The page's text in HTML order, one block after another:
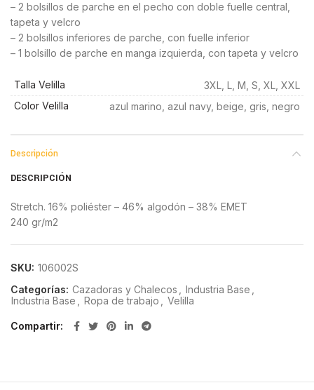
– 2 bolsillos de parche en el pecho con doble fuelle central,
tapeta y velcro
– 2 bolsillos inferiores de parche, con fuelle inferior
– 1 bolsillo de parche en manga izquierda, con tapeta y velcro
Talla Velilla
3XL, L, M, S, XL, XXL
Color Velilla
azul marino, azul navy, beige, gris, negro
Descripción
DESCRIPCIÓN
Stretch. 16% poliéster – 46% algodón – 38% EMET
240 gr/m2
SKU: 106002S
Categorías: Cazadoras y Chalecos Industria Base
Industria Base
Ropa de trabajo Velilla
Compartir